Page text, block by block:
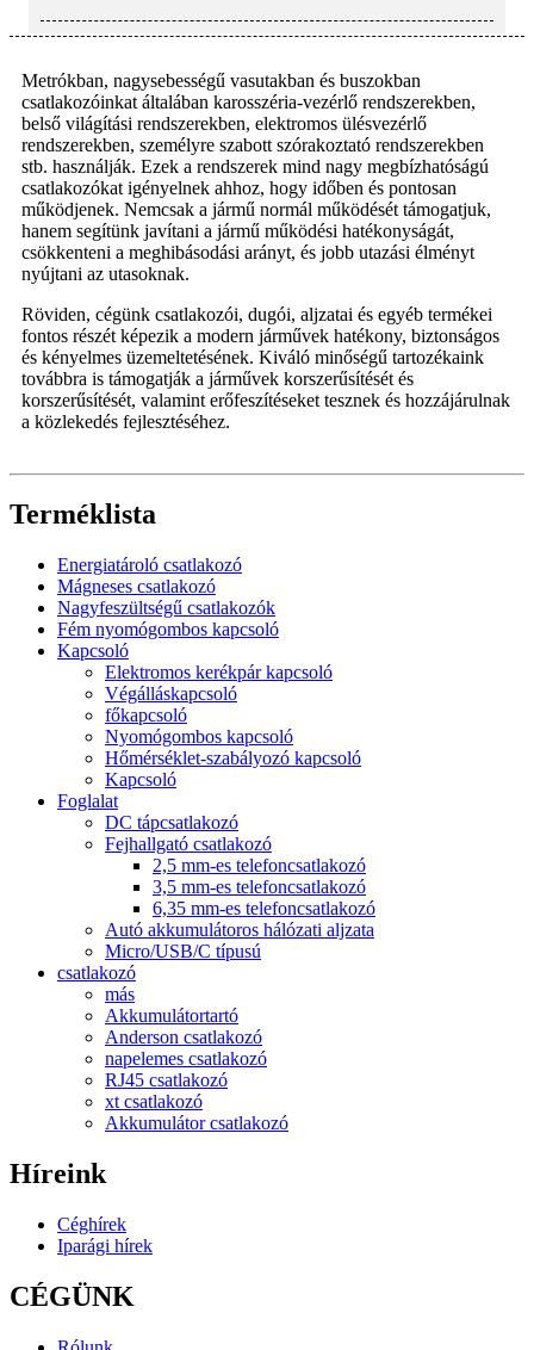
Metrókban, nagysebességű vasutakban és buszokban
csatlakozóinkat általában karosszéria-vezérlő rendszerekben,
belső világítási rendszerekben, elektromos ülésvezérlő
rendszerekben, személyre szabott szórakoztató rendszerekben
stb. használják. Ezek a rendszerek mind nagy megbízhatóságú
csatlakozókat igényelnek ahhoz, hogy időben és pontosan
működjenek. Nemcsak a jármű normál működését támogatjuk,
hanem segítünk javítani a jármű működési hatékonyságát,
csökkenteni a meghibásodási arányt, és jobb utazási élményt
nyújtani az utasoknak.
Röviden, cégünk csatlakozói, dugói, aljzatai és egyéb termékei
fontos részét képezik a modern járművek hatékony, biztonságos
és kényelmes üzemeltetésének. Kiváló minőségű tartozékaink
továbbra is támogatják a járművek korszerűsítését és
korszerűsítését, valamint erőfeszítéseket tesznek és hozzájárulnak
a közlekedés fejlesztéséhez.
Terméklista
Energiatároló csatlakozó
Mágneses csatlakozó
Nagyfeszültségű csatlakozók
Fém nyomógombos kapcsoló
Kapcsoló
Elektromos kerékpár kapcsoló
Végálláskapcsoló
főkapcsoló
Nyomógombos kapcsoló
Hőmérséklet-szabályozó kapcsoló
Kapcsoló
Foglalat
DC tápcsatlakozó
Fejhallgató csatlakozó
2,5 mm-es telefoncsatlakozó
3,5 mm-es telefoncsatlakozó
6,35 mm-es telefoncsatlakozó
Autó akkumulátoros hálózati aljzata
Micro/USB/C típusú
csatlakozó
más
Akkumulátortartó
Anderson csatlakozó
napelemes csatlakozó
RJ45 csatlakozó
xt csatlakozó
Akkumulátor csatlakozó
Híreink
Céghírek
Iparági hírek
CÉGÜNK